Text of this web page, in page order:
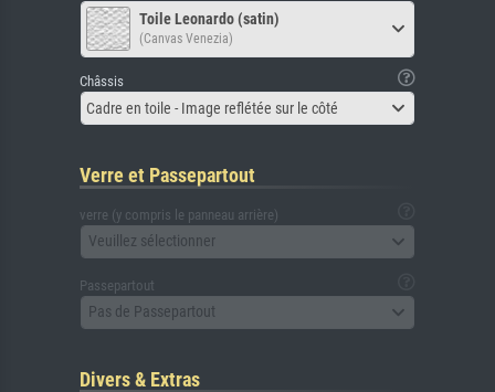
Toile Leonardo (satin)
(Canvas Venezia)
Châssis
Cadre en toile - Image reflétée sur le côté
Verre et Passepartout
verre (y compris le panneau arrière)
Veuillez sélectionner
Passepartout
Pas de Passepartout
Divers & Extras